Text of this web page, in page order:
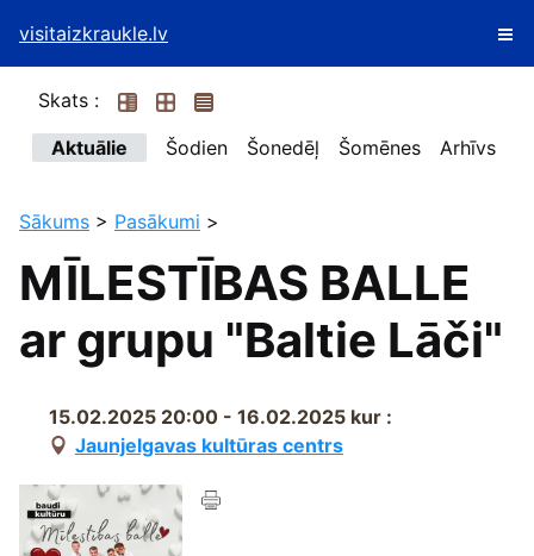
visitaizkraukle.lv
Skats :
Aktuālie
Šodien Šonedēļ Šomēnes Arhīvs
Sākums > Pasākumi >
MĪLESTĪBAS BALLE
ar grupu "Baltie Lāči"
15.02.2025 20:00 - 16.02.2025 kur :
Jaunjelgavas kultūras centrs